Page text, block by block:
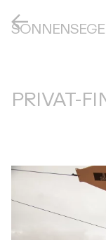
PRIVAT-